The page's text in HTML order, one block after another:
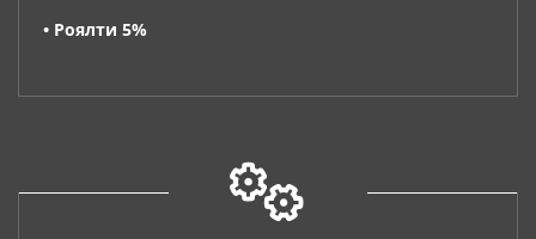
• Роялти 5%